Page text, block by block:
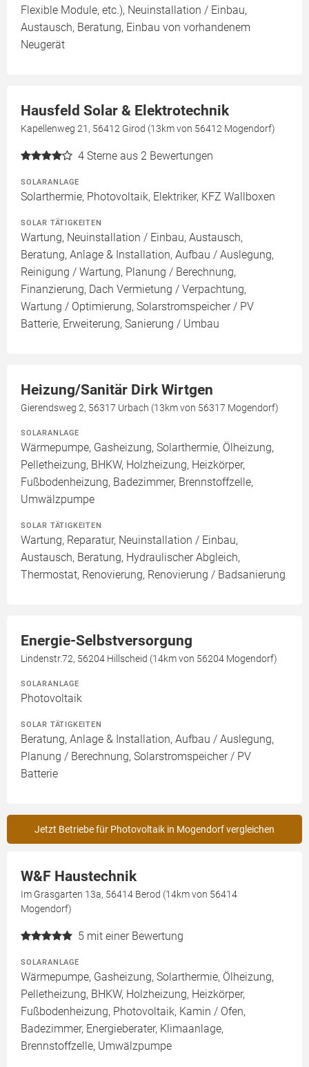
Flexible Module, etc.), Neuinstallation / Einbau,
Austausch, Beratung, Einbau von vorhandenem
Neugerät
Hausfeld Solar & Elektrotechnik
Kapellenweg 21, 56412 Girod (13km von 56412 Mogendorf)
4 Sterne aus 2 Bewertungen
SOLARANLAGE
Solarthermie, Photovoltaik, Elektriker, KFZ Wallboxen
SOLAR TÄTIGKEITEN
Wartung, Neuinstallation / Einbau, Austausch,
Beratung, Anlage & Installation, Aufbau / Auslegung,
Reinigung / Wartung, Planung / Berechnung,
Finanzierung, Dach Vermietung / Verpachtung,
Wartung / Optimierung, Solarstromspeicher / PV
Batterie, Erweiterung, Sanierung / Umbau
Heizung/Sanitär Dirk Wirtgen
Gierendsweg 2, 56317 Urbach (13km von 56317 Mogendorf)
SOLARANLAGE
Wärmepumpe, Gasheizung, Solarthermie, Ölheizung,
Pelletheizung, BHKW, Holzheizung, Heizkörper,
Fußbodenheizung, Badezimmer, Brennstoffzelle,
Umwälzpumpe
SOLAR TÄTIGKEITEN
Wartung, Reparatur, Neuinstallation / Einbau,
Austausch, Beratung, Hydraulischer Abgleich,
Thermostat, Renovierung, Renovierung / Badsanierung
Energie-Selbstversorgung
Lindenstr.72, 56204 Hillscheid (14km von 56204 Mogendorf)
SOLARANLAGE
Photovoltaik
SOLAR TÄTIGKEITEN
Beratung, Anlage & Installation, Aufbau / Auslegung,
Planung / Berechnung, Solarstromspeicher / PV
Batterie
Jetzt Betriebe für Photovoltaik in Mogendorf vergleichen
W&F Haustechnik
Im Grasgarten 13a, 56414 Berod (14km von 56414
Mogendorf)
5 mit einer Bewertung
SOLARANLAGE
Wärmepumpe, Gasheizung, Solarthermie, Ölheizung,
Pelletheizung, BHKW, Holzheizung, Heizkörper,
Fußbodenheizung, Photovoltaik, Kamin / Ofen,
Badezimmer, Energieberater, Klimaanlage,
Brennstoffzelle, Umwälzpumpe